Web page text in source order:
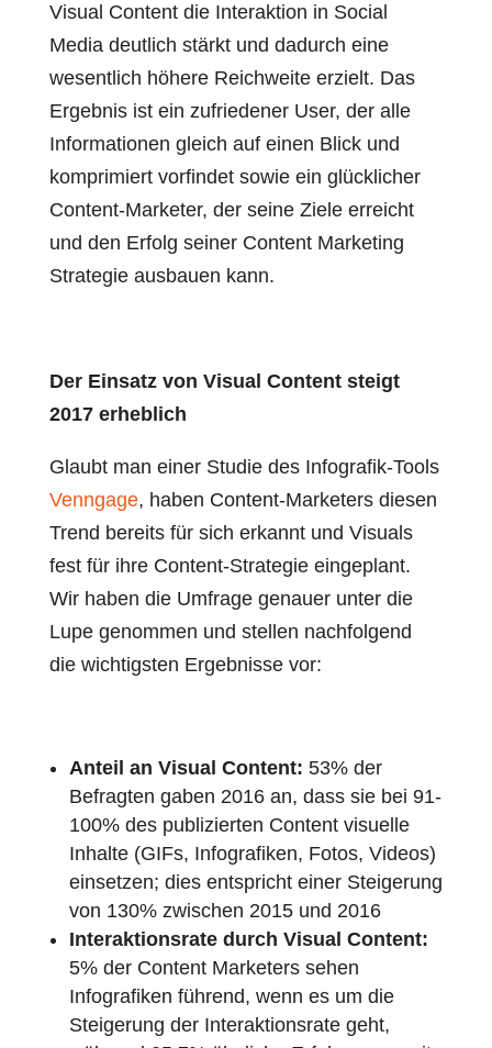
Visual Content die Interaktion in Social
Media deutlich stärkt und dadurch eine
wesentlich höhere Reichweite erzielt. Das
Ergebnis ist ein zufriedener User, der alle
Informationen gleich auf einen Blick und
komprimiert vorfindet sowie ein glücklicher
Content-Marketer, der seine Ziele erreicht
und den Erfolg seiner Content Marketing
Strategie ausbauen kann.
Der Einsatz von Visual Content steigt
2017 erheblich
Glaubt man einer Studie des Infografik-Tools
Venngage, haben Content-Marketers diesen
Trend bereits für sich erkannt und Visuals
fest für ihre Content-Strategie eingeplant.
Wir haben die Umfrage genauer unter die
Lupe genommen und stellen nachfolgend
die wichtigsten Ergebnisse vor:
Anteil an Visual Content: 53% der
Befragten gaben 2016 an, dass sie bei 91-
100% des publizierten Content visuelle
Inhalte (GIFs, Infografiken, Fotos, Videos)
einsetzen; dies entspricht einer Steigerung
von 130% zwischen 2015 und 2016
Interaktionsrate durch Visual Content:
5% der Content Marketers sehen
Infografiken führend, wenn es um die
Steigerung der Interaktionsrate geht,